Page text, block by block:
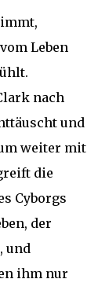
Leben
nach
und
weiter mit
die
Cyborgs
der
und
ihm nur